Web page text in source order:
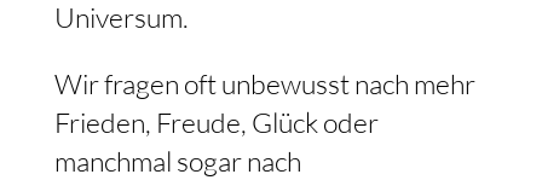
Universum.
Wir fragen oft unbewusst nach mehr
Frieden, Freude, Glück oder
manchmal sogar nach